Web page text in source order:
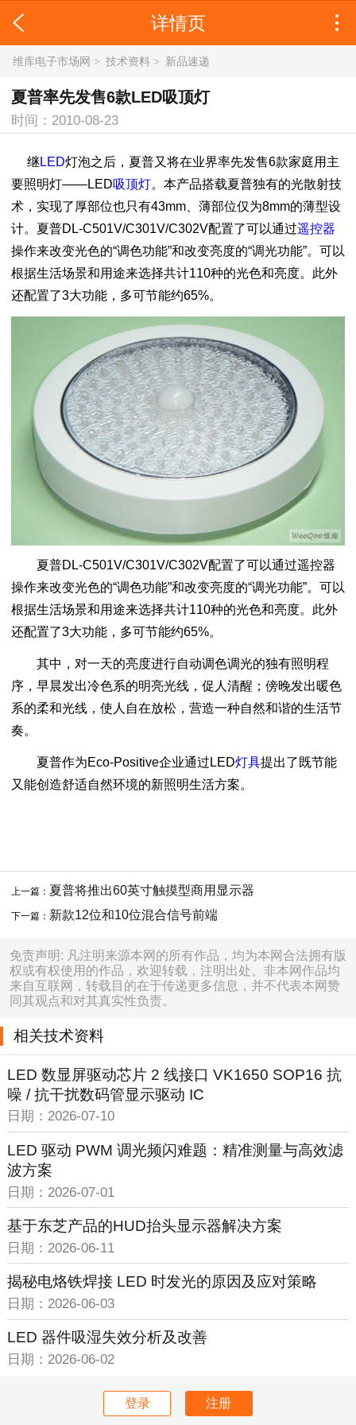
详情页
维库电子市场网 > 技术资料 > 新品速递
夏普率先发售6款LED吸顶灯
时间：2010-08-23
继LED灯泡之后，夏普又将在业界率先发售6款家庭用主
要照明灯——LED吸顶灯。本产品搭载夏普独有的光散射技
术，实现了厚部位也只有43mm、薄部位仅为8mm的薄型设
计。夏普DL-C501V/C301V/C302V配置了可以通过遥控器
操作来改变光色的“调色功能”和改变亮度的“调光功能”。可以
根据生活场景和用途来选择共计110种的光色和亮度。此外
还配置了3大功能，多可节能约65%。
夏普DL-C501V/C301V/C302V配置了可以通过遥控器
操作来改变光色的“调色功能”和改变亮度的“调光功能”。可以
根据生活场景和用途来选择共计110种的光色和亮度。此外
还配置了3大功能，多可节能约65%。
其中，对一天的亮度进行自动调色调光的独有照明程
序，早晨发出冷色系的明亮光线，促人清醒；傍晚发出暖色
系的柔和光线，使人自在放松，营造一种自然和谐的生活节
奏。
夏普作为Eco-Positive企业通过LED灯具提出了既节能
又能创造舒适自然环境的新照明生活方案。
上一篇： 夏普将推出60英寸触摸型商用显示器
下一篇： 新款12位和10位混合信号前端
免责声明: 凡注明来源本网的所有作品，均为本网合法拥有版
权或有权使用的作品，欢迎转载，注明出处。非本网作品均
来自互联网，转载目的在于传递更多信息，并不代表本网赞
同其观点和对其真实性负责。
相关技术资料
LED 数显屏驱动芯片 2 线接口 VK1650 SOP16 抗
噪 / 抗干扰数码管显示驱动 IC
日期：2026-07-10
LED 驱动 PWM 调光频闪难题：精准测量与高效滤
波方案
日期：2026-07-01
基于东芝产品的HUD抬头显示器解决方案
日期：2026-06-11
揭秘电烙铁焊接 LED 时发光的原因及应对策略
日期：2026-06-03
LED 器件吸湿失效分析及改善
日期：2026-06-02
登录 注册